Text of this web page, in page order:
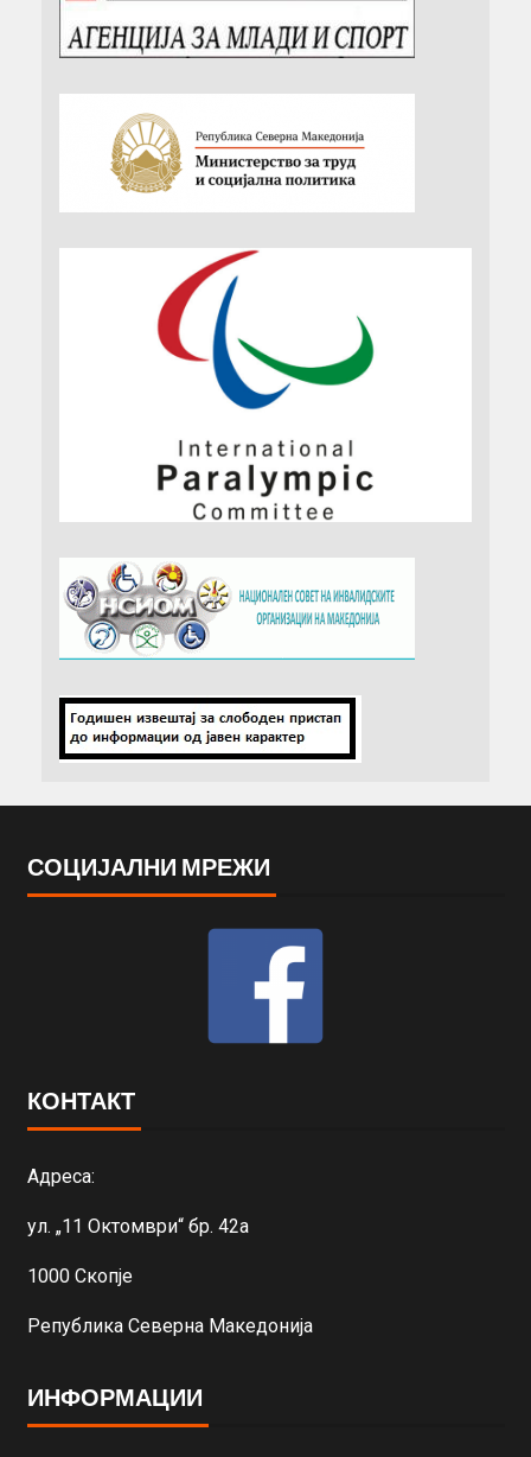
СОЦИЈАЛНИ МРЕЖИ
КОНТАКТ
Адреса:
ул. „11 Октомври“ бр. 42а
1000 Скопје
Република Северна Македонија
ИНФОРМАЦИИ